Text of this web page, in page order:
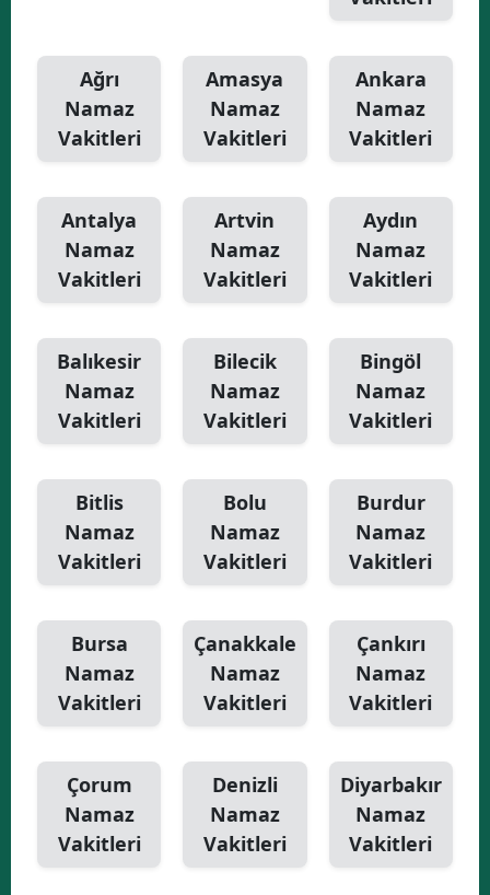
Ağrı
Namaz
Vakitleri
Amasya
Namaz
Vakitleri
Ankara
Namaz
Vakitleri
Antalya
Namaz
Vakitleri
Artvin
Namaz
Vakitleri
Aydın
Namaz
Vakitleri
Balıkesir
Namaz
Vakitleri
Bilecik
Namaz
Vakitleri
Bingöl
Namaz
Vakitleri
Bitlis
Namaz
Vakitleri
Bolu
Namaz
Vakitleri
Burdur
Namaz
Vakitleri
Bursa
Namaz
Vakitleri
Çanakkale
Namaz
Vakitleri
Çankırı
Namaz
Vakitleri
Çorum
Namaz
Vakitleri
Denizli
Namaz
Vakitleri
Diyarbakır
Namaz
Vakitleri